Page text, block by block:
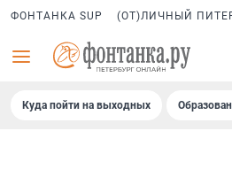
ФОНТАНКА SUP (ОТ)ЛИЧНЫЙ
Куда пойти на выходных